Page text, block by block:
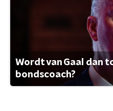
Wordt van Gaal dan
bondscoach?